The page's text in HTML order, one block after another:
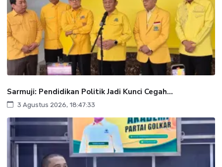
Sarmuji: Pendidikan Politik Jadi Kunci Cegah...
3 Agustus 2026, 18:47:33